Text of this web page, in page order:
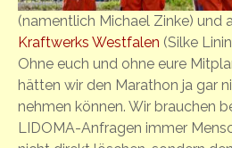
(namentlich Michael Zinke) und
Kraftwerks Westfalen (Silke
Ohne euch und ohne eure
hätten wir den Marathon ja gar
nehmen können. Wir brauchen
LIDOMA-Anfragen immer